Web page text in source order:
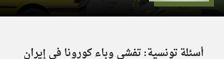
أسئلة تونسية: تفشي وباء كورونا في إيران